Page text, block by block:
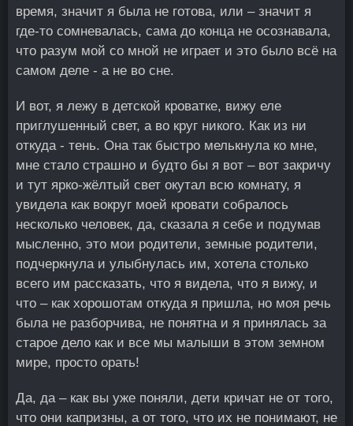
время, значит я была не готова, или – значит я
где-то сомневалась, сама до конца не осознавала,
что разум мой со мной не играет и это было всё на
самом деле - а не во сне.
И вот, я лежу в детской кроватке, вижу еле
приглушенный свет, а во круг никого. Как из ни
откуда - тень. Она так быстро мелькнула ко мне,
мне стало страшно и будто бы я вот – вот закричу
и тут ярко-жёлтый свет окутал всю комнату, я
увидела как вокруг моей кровати собралось
несколько человек, да, сказала я себе и подумав
мысленно, это мои родители, земные родители,
подчеркнула и улыбнулась им, хотела столько
всего им рассказать, что я видела, что я вижу, и
что – как хорошотам откуда я пришла, но моя речь
была не разборчива, не понятна и я принялась за
старое дело как и все мы малыши в этом земном
мире, просто орать!
Да, да – как вы уже поняли, дети кричат не от того,
что они капризны, а от того, что их не понимают, не